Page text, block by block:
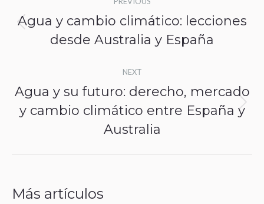
navigation
post:
Agua y cambio climático: lecciones
desde Australia y España
NEXT
Next
post:
Agua y su futuro: derecho, mercado
y cambio climático entre España y
Australia
Más artículos